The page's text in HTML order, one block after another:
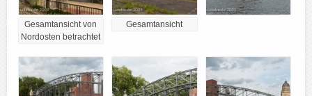
Gesamtansicht von
Nordosten betrachtet
Gesamtansicht